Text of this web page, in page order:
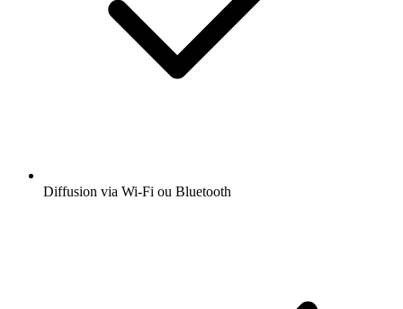
Diffusion via Wi-Fi ou Bluetooth